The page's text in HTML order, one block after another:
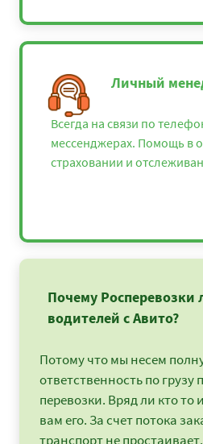
Личный
Всегда на связи по
мессенджерах. Помощь в
страховании и
Почему Росперевозки
водителей с Авито?
Потому что мы несем
ответственность по грузу
перевозки. Вряд ли кто то
вам его. За счет потока
транспорт не